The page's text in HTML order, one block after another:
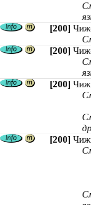
[200]
[200]
[200]
[200]